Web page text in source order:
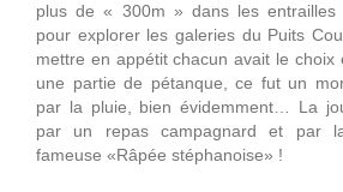
plus de « 300m » dans les entrailles
pour explorer les galeries du Puits
mettre en appétit chacun avait le choix
une partie de pétanque, ce fut un
par la pluie, bien évidemment… La
par un repas campagnard et par
fameuse «Râpée stéphanoise» !